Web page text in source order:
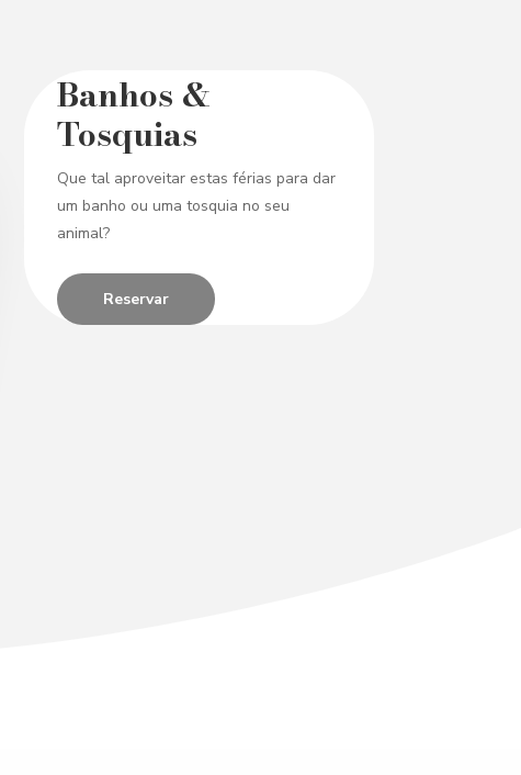
Banhos &
Tosquias
Que tal aproveitar estas férias para dar
um banho ou uma tosquia no seu
animal?
Reservar